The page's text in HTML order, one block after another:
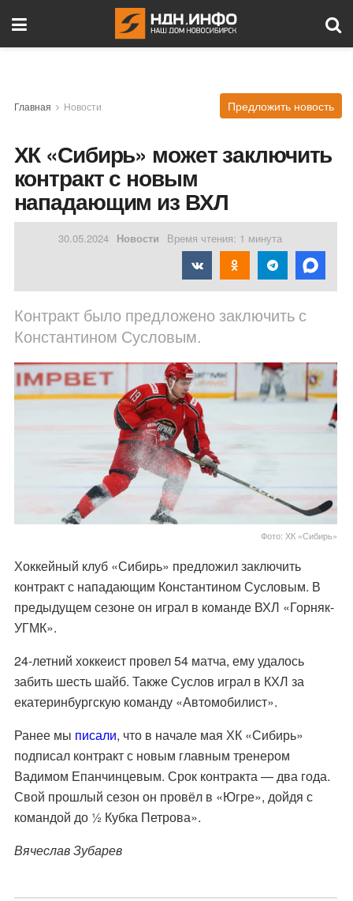
Главная Новости Предложить новость
ХК «Сибирь» может заключить
контракт с новым
нападающим из ВХЛ
30.05.2024 Новости Время чтения: 1 минута
Контракт было предложено заключить с
Константином Сусловым.
Фото: ХК «Сибирь»
Хоккейный клуб «Сибирь» предложил заключить
контракт с нападающим Константином Сусловым. В
предыдущем сезоне он играл в команде ВХЛ «Горняк-
УГМК».
24-летний хоккеист провел 54 матча, ему удалось
забить шесть шайб. Также Суслов играл в КХЛ за
екатеринбургскую команду «Автомобилист».
Ранее мы писали, что в начале мая ХК «Сибирь»
подписал контракт с новым главным тренером
Вадимом Епанчинцевым. Срок контракта — два года.
Свой прошлый сезон он провёл в «Югре», дойдя с
командой до ½ Кубка Петрова».
Вячеслав Зубарев